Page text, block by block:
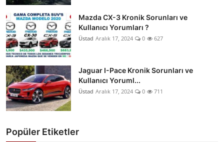
Mazda CX-3 Kronik Sorunları ve
Kullanıcı Yorumları ?
Üstad Aralık 17, 2024 0 627
Jaguar I-Pace Kronik Sorunları ve
Kullanıcı Yoruml...
Üstad Aralık 17, 2024 0 711
Popüler Etiketler